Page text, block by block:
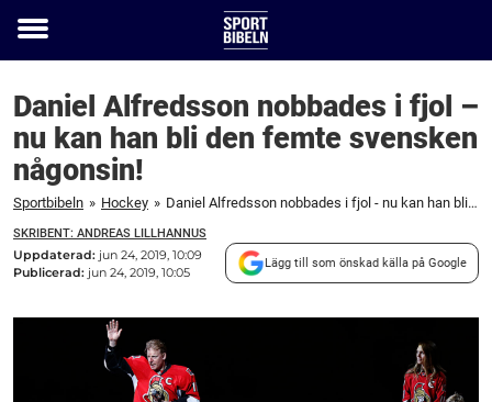
Toggle
Daniel Alfredsson nobbades i fjol –
nu kan han bli den femte svensken
någonsin!
Sportbibeln » Hockey » Daniel Alfredsson nobbades i fjol - nu kan han bli den femte svensken någonsin!
SKRIBENT: ANDREAS LILLHANNUS
Uppdaterad: jun 24, 2019, 10:09
Publicerad: jun 24, 2019, 10:05
Lägg till som önskad källa på Google